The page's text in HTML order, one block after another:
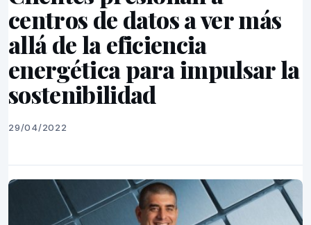
centros de datos a ver más
allá de la eficiencia
energética para impulsar la
sostenibilidad
29/04/2022